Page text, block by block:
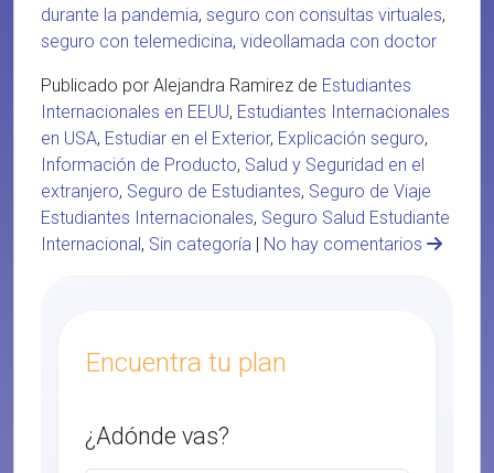
durante la pandemia, seguro con consultas virtuales,
seguro con telemedicina, videollamada con doctor
Publicado por Alejandra Ramirez de Estudiantes
Internacionales en EEUU, Estudiantes Internacionales
en USA, Estudiar en el Exterior, Explicación seguro,
Información de Producto, Salud y Seguridad en el
extranjero, Seguro de Estudiantes, Seguro de Viaje
Estudiantes Internacionales, Seguro Salud Estudiante
Internacional, Sin categoría | No hay comentarios
Encuentra tu plan
¿Adónde vas?